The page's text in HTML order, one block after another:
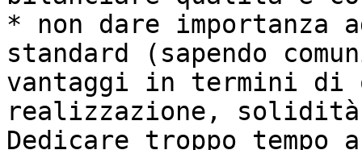
* non dare importanza
standard (sapendo
vantaggi in termini di
realizzazione,
Dedicare troppo tempo